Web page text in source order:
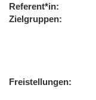
Referent*in
Zielgruppen
Freistellungen